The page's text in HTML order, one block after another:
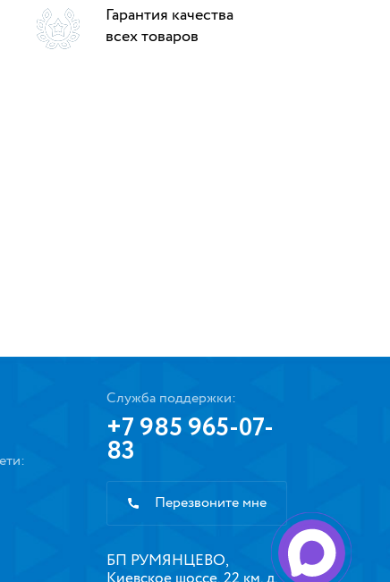
Гарантия качества
всех товаров
Служба поддержки:
+7 985 965-07-
83
Перезвоните мне
БП РУМЯНЦЕВО,